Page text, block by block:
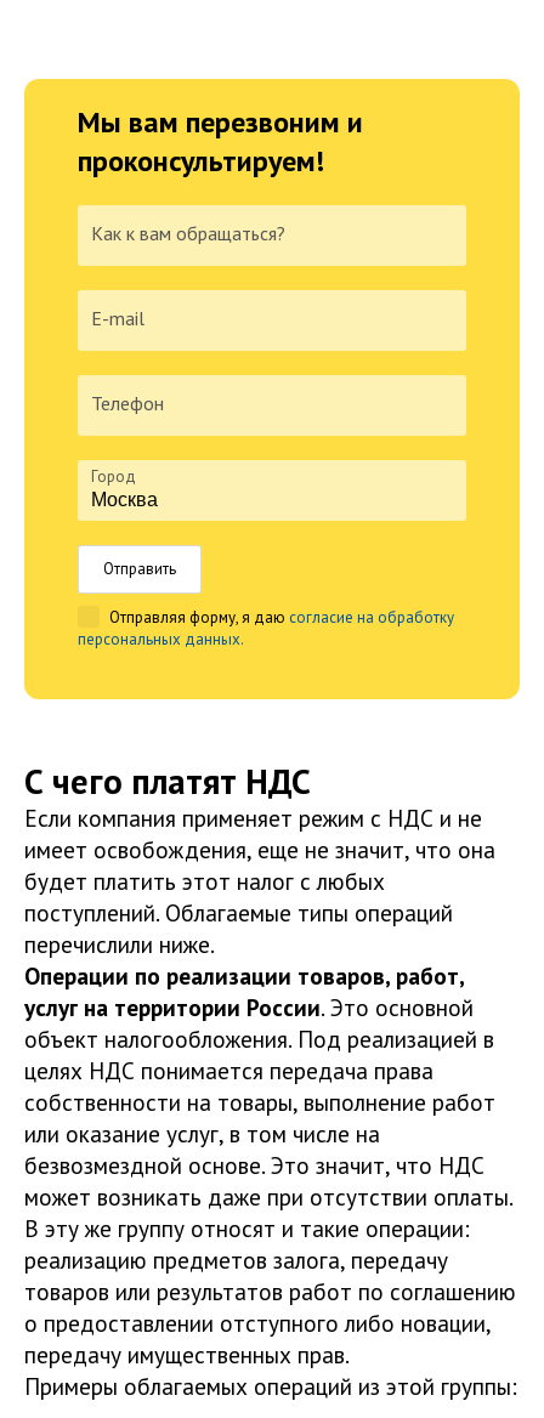
Мы вам перезвоним и
проконсультируем!
Как к вам обращаться?
E-mail
Телефон
Город
Отправить
Отправляя форму, я даю согласие на обработку
персональных данных.
С чего платят НДС
Если компания применяет режим с НДС и не
имеет освобождения, еще не значит, что она
будет платить этот налог с любых
поступлений. Облагаемые типы операций
перечислили ниже.
Операции по реализации товаров, работ,
услуг на территории России. Это основной
объект налогообложения. Под реализацией в
целях НДС понимается передача права
собственности на товары, выполнение работ
или оказание услуг, в том числе на
безвозмездной основе. Это значит, что НДС
может возникать даже при отсутствии оплаты.
В эту же группу относят и такие операции:
реализацию предметов залога, передачу
товаров или результатов работ по соглашению
о предоставлении отступного либо новации,
передачу имущественных прав.
Примеры облагаемых операций из этой группы: